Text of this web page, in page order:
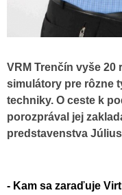
VRM Trenčín vyše
simulátory pre rôzne
techniky. O ceste k
porozprával jej
predstavenstva
- Kam sa zaraďuje